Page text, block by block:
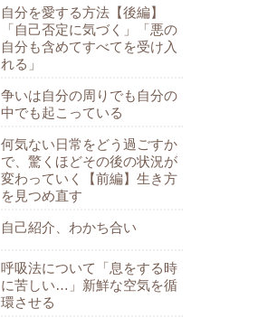
自分を愛する方法【後編】
「自己否定に気づく」「悪の
自分も含めてすべてを受け入
れる」
争いは自分の周りでも自分の
中でも起こっている
何気ない日常をどう過ごすか
で、驚くほどその後の状況が
変わっていく【前編】生き方
を見つめ直す
自己紹介、わかち合い
呼吸法について「息をする時
に苦しい…」新鮮な空気を循
環させる